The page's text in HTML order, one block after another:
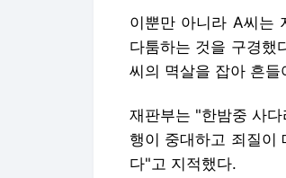
이뿐만 아니라 A씨는
다툼하는 것을 구경했
씨의 멱살을 잡아 흔
재판부는 "한밤중 사
행이 중대하고 죄질이
다"고 지적했다.